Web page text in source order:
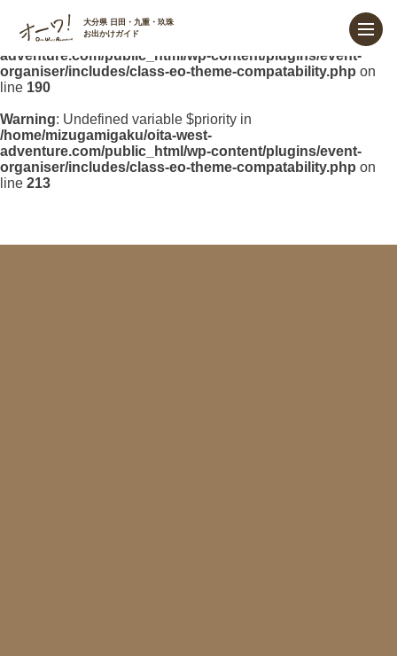
Warning: Undefined variable $priority in
/home/mizugamigaku/oita-west-
adventure.com/public_html/wp-content/plugins/event-
organiser/includes/class-eo-theme-compatability.php on
line 190
Warning: Undefined variable $priority in
/home/mizugamigaku/oita-west-
adventure.com/public_html/wp-content/plugins/event-
organiser/includes/class-eo-theme-compatability.php on
line 213
大分県 日田・九重・玖珠
お出かけガイド